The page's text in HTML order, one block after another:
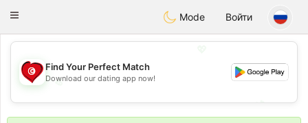
Tunisia Dating
Toggle
Mode Войти
💖
💕
💕
Find Your Perfect Match
Download our dating app now!